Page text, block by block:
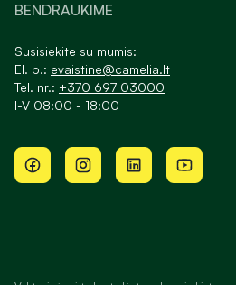
BENDRAUKIME
Susisiekite su mumis:
El. p.: evaistine@camelia.lt
Tel. nr.: +370 697 03000
I-V 08:00 - 18:00